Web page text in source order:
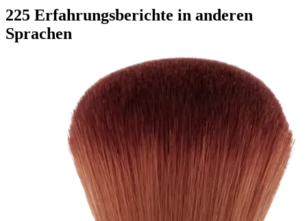
225 Erfahrungsberichte in anderen
Sprachen